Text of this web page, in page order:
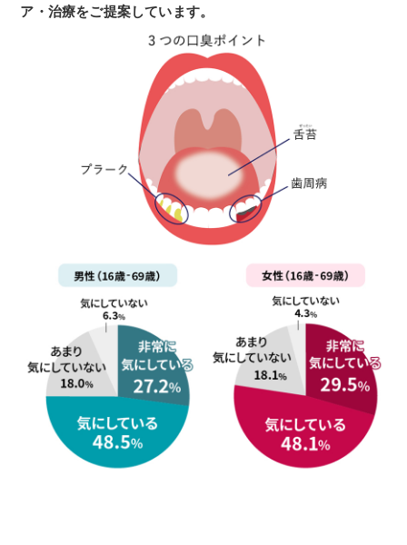
ア・治療をご提案しています。